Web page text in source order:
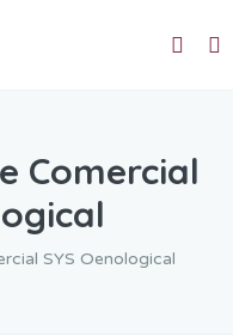
Comercial
SYS Oenological